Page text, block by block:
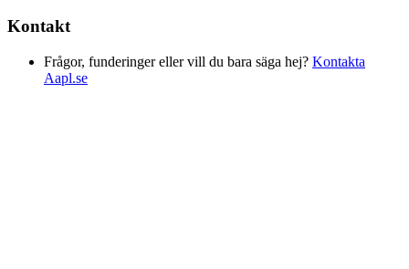
Kontakt
Frågor, funderinger eller vill du bara säga hej? Kontakta
Aapl.se